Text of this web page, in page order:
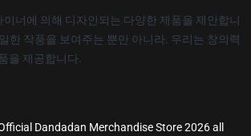
너에 의해 디자인되는 다양한 제품을 제안합니
한 작풍을 보여주는 뿐만 아니라. 우리는 창의력
을 제공합니다.
Dandadan Merchandise Store 2026 all